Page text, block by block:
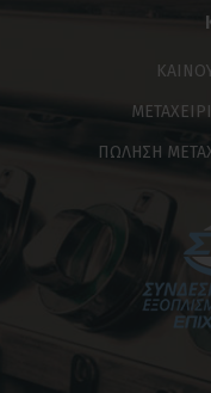
ΠΩΛΗΣΗ